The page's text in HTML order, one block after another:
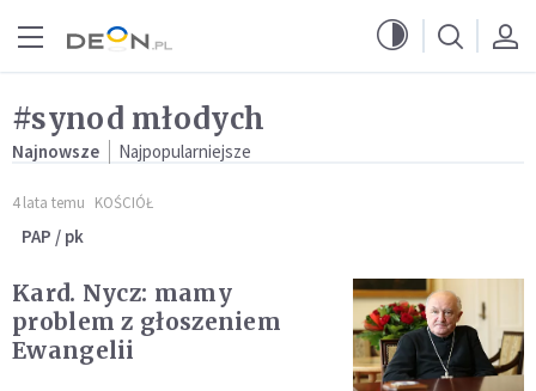
#synod młodych
Najnowsze Najpopularniejsze
4 lata temu KOŚCIÓŁ
PAP / pk
Kard. Nycz: mamy
problem z głoszeniem
Ewangelii